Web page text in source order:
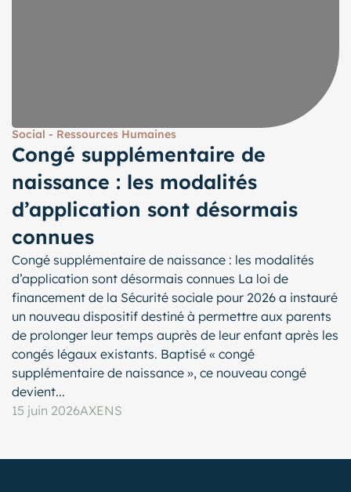
Social - Ressources Humaines
Congé supplémentaire de
naissance : les modalités
d’application sont désormais
connues
Congé supplémentaire de naissance : les modalités
d’application sont désormais connues La loi de
financement de la Sécurité sociale pour 2026 a instauré
un nouveau dispositif destiné à permettre aux parents
de prolonger leur temps auprès de leur enfant après les
congés légaux existants. Baptisé « congé
supplémentaire de naissance », ce nouveau congé
devient...
15 juin 2026AXENS